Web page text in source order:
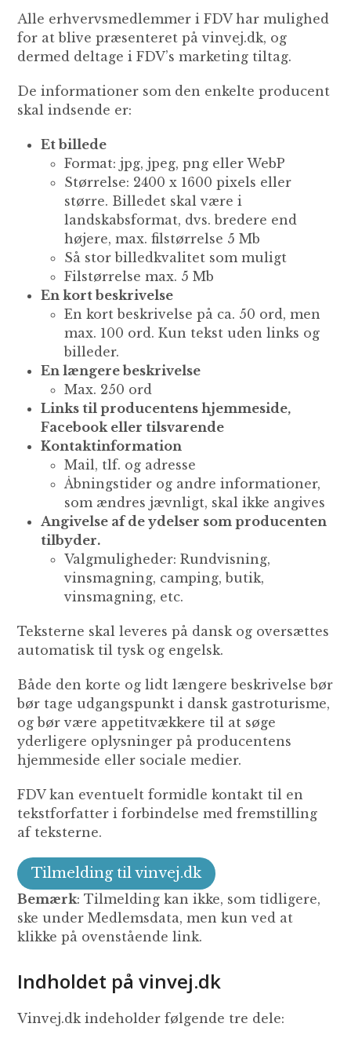
Alle erhvervsmedlemmer i FDV har mulighed
for at blive præsenteret på vinvej.dk, og
dermed deltage i FDV’s marketing tiltag.
De informationer som den enkelte producent
skal indsende er:
Et billede
Format: jpg, jpeg, png eller WebP
Størrelse: 2400 x 1600 pixels eller
større. Billedet skal være i
landskabsformat, dvs. bredere end
højere, max. filstørrelse 5 Mb
Så stor billedkvalitet som muligt
Filstørrelse max. 5 Mb
En kort beskrivelse
En kort beskrivelse på ca. 50 ord, men
max. 100 ord. Kun tekst uden links og
billeder.
En længere beskrivelse
Max. 250 ord
Links til producentens hjemmeside,
Facebook eller tilsvarende
Kontaktinformation
Mail, tlf. og adresse
Åbningstider og andre informationer,
som ændres jævnligt, skal ikke angives
Angivelse af de ydelser som producenten
tilbyder.
Valgmuligheder: Rundvisning,
vinsmagning, camping, butik,
vinsmagning, etc.
Teksterne skal leveres på dansk og oversættes
automatisk til tysk og engelsk.
Både den korte og lidt længere beskrivelse bør
bør tage udgangspunkt i dansk gastroturisme,
og bør være appetitvækkere til at søge
yderligere oplysninger på producentens
hjemmeside eller sociale medier.
FDV kan eventuelt formidle kontakt til en
tekstforfatter i forbindelse med fremstilling
af teksterne.
Tilmelding til vinvej.dk
Bemærk: Tilmelding kan ikke, som tidligere,
ske under Medlemsdata, men kun ved at
klikke på ovenstående link.
Indholdet på vinvej.dk
Vinvej.dk indeholder følgende tre dele: